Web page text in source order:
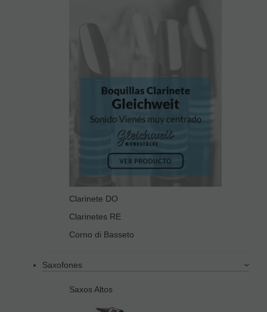
Clarinete DO
Clarinetes RE
Corno di Basseto
Saxofones
Saxos Altos